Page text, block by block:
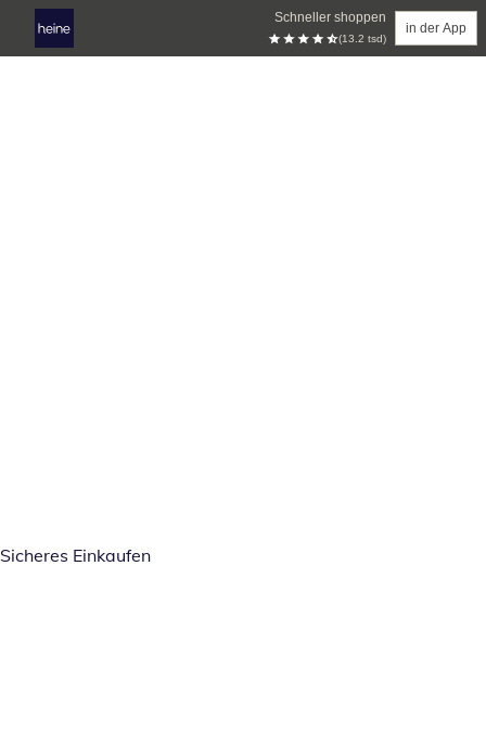
Schneller shoppen
(13.2 tsd)
in der App
Sicheres Einkaufen